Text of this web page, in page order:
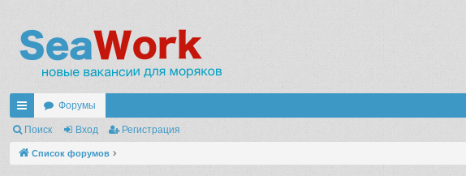
с
ы
Форумы
Поиск Вход Регистрация
Список форумов